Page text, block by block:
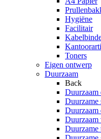
Hygiëne
Facilitair
Toners
Eigen ontwerp
Duurzaam
Back
Duurzaam
Duurzame
Duurzaam
Duurzaam
Duurzame